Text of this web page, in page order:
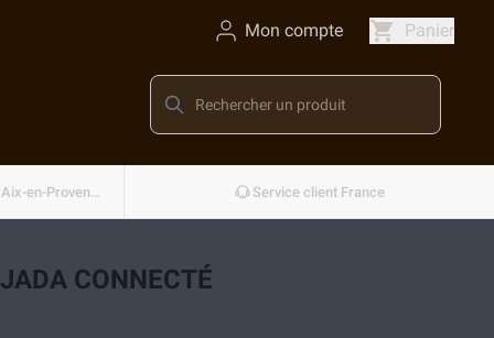
Mon compte Panier
Conçu et développé en France — Aix-en-Provence Service client France
CONNECTÉ